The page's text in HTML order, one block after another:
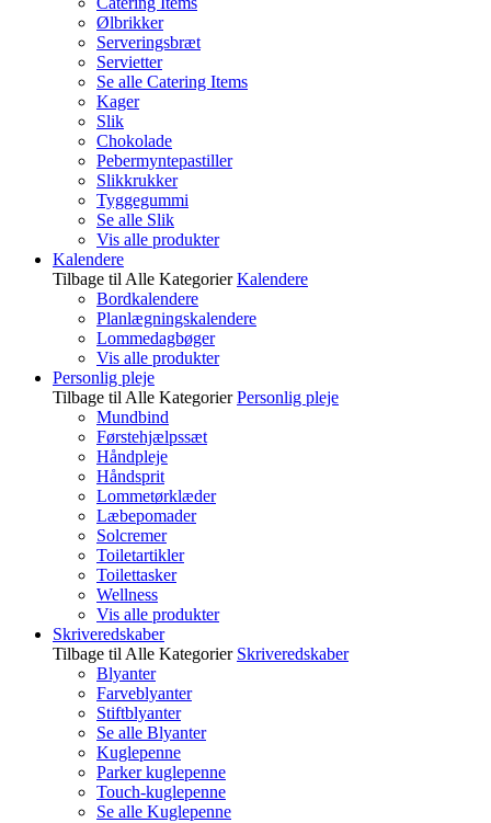
Ølbrikker
Serveringsbræt
Servietter
Se alle Catering Items
Kager
Slik
Chokolade
Pebermyntepastiller
Slikkrukker
Tyggegummi
Se alle Slik
Vis alle produkter
Kalendere
Tilbage til Alle Kategorier Kalendere
Bordkalendere
Planlægningskalendere
Lommedagbøger
Vis alle produkter
Personlig pleje
Tilbage til Alle Kategorier Personlig pleje
Mundbind
Førstehjælpssæt
Håndpleje
Håndsprit
Lommetørklæder
Læbepomader
Solcremer
Toiletartikler
Toilettasker
Wellness
Vis alle produkter
Skriveredskaber
Tilbage til Alle Kategorier Skriveredskaber
Blyanter
Farveblyanter
Stiftblyanter
Se alle Blyanter
Kuglepenne
Parker kuglepenne
Touch-kuglepenne
Se alle Kuglepenne